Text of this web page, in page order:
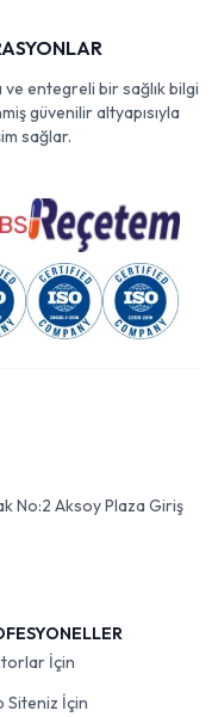
ve entegreli bir sağlık bilgi
güvenilir altyapısıyla
sağlar.
No:2 Aksoy Plaza Giriş
İçin
Siteniz İçin